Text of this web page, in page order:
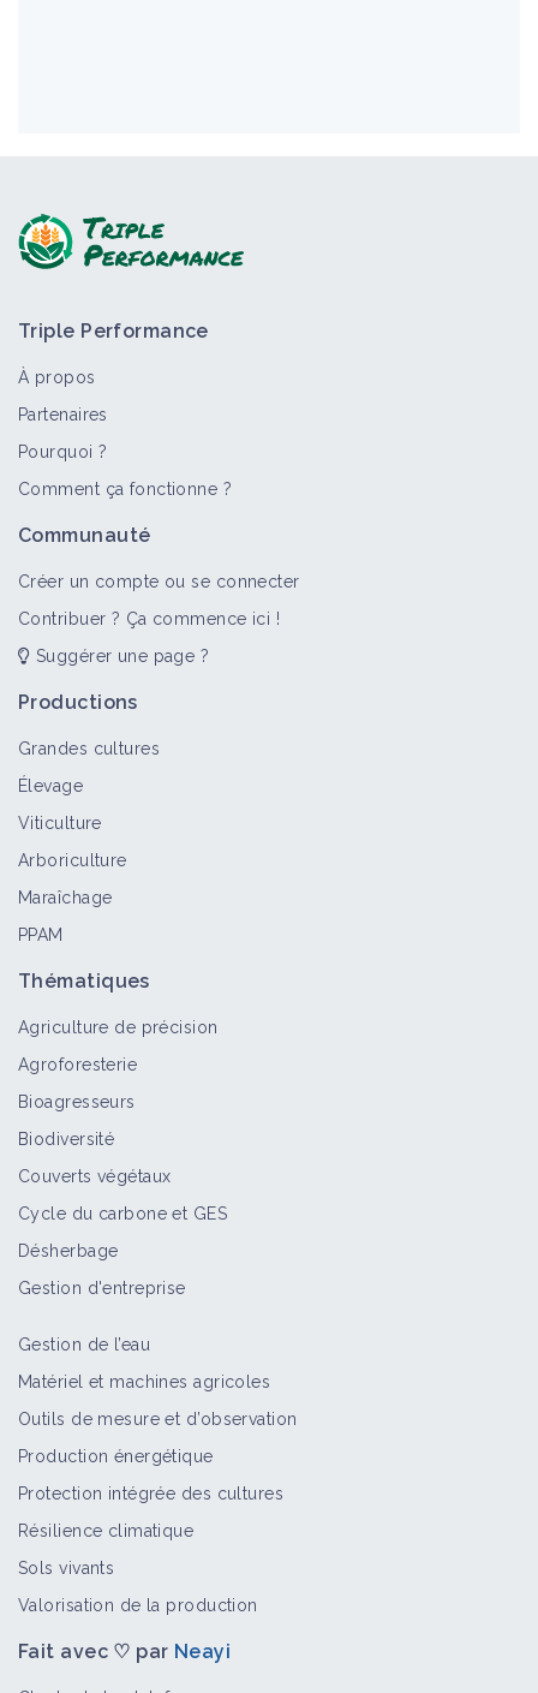
Triple Performance
À propos
Partenaires
Pourquoi ?
Comment ça fonctionne ?
Communauté
Créer un compte ou se connecter
Contribuer ? Ça commence ici !
Suggérer une page ?
Productions
Grandes cultures
Élevage
Viticulture
Arboriculture
Maraîchage
PPAM
Thématiques
Agriculture de précision
Agroforesterie
Bioagresseurs
Biodiversité
Couverts végétaux
Cycle du carbone et GES
Désherbage
Gestion d'entreprise
Gestion de l’eau
Matériel et machines agricoles
Outils de mesure et d’observation
Production énergétique
Protection intégrée des cultures
Résilience climatique
Sols vivants
Valorisation de la production
Fait avec ♡ par Neayi